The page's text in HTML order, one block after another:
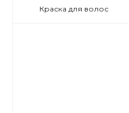
Краска для волос